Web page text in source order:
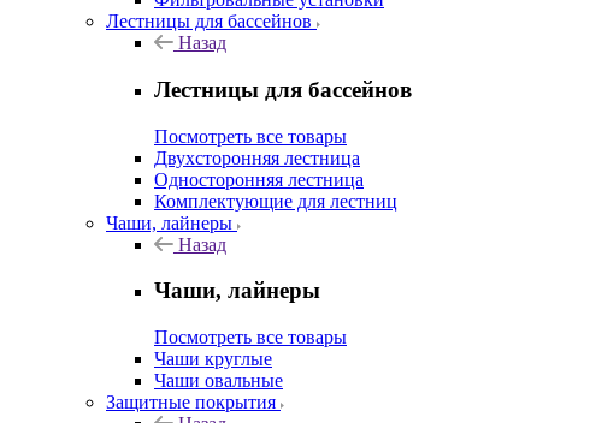
Лестницы для бассейнов
Назад
Лестницы для бассейнов
Посмотреть все товары
Двухсторонняя лестница
Односторонняя лестница
Комплектующие для лестниц
Чаши, лайнеры
Назад
Чаши, лайнеры
Посмотреть все товары
Чаши круглые
Чаши овальные
Защитные покрытия